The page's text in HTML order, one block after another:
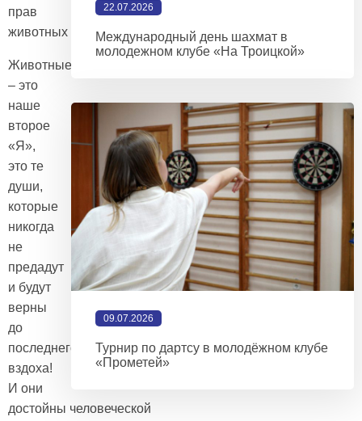
прав
животных
Животные
– это
наше
второе
«Я»,
это те
души,
которые
никогда
не
предадут
и будут
верны
до
последнего
вздоха!
И они
достойны человеческой
22.07.2026
Международный день шахмат в
молодежном клубе «На Троицкой»
09.07.2026
Турнир по дартсу в молодёжном клубе
«Прометей»